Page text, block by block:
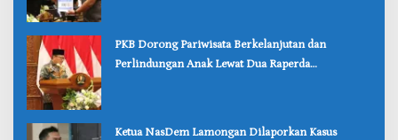
‎PKB Dorong Pariwisata Berkelanjutan dan
Perlindungan Anak Lewat Dua Raperda
‎Ketua NasDem Lamongan Dilaporkan Kasus